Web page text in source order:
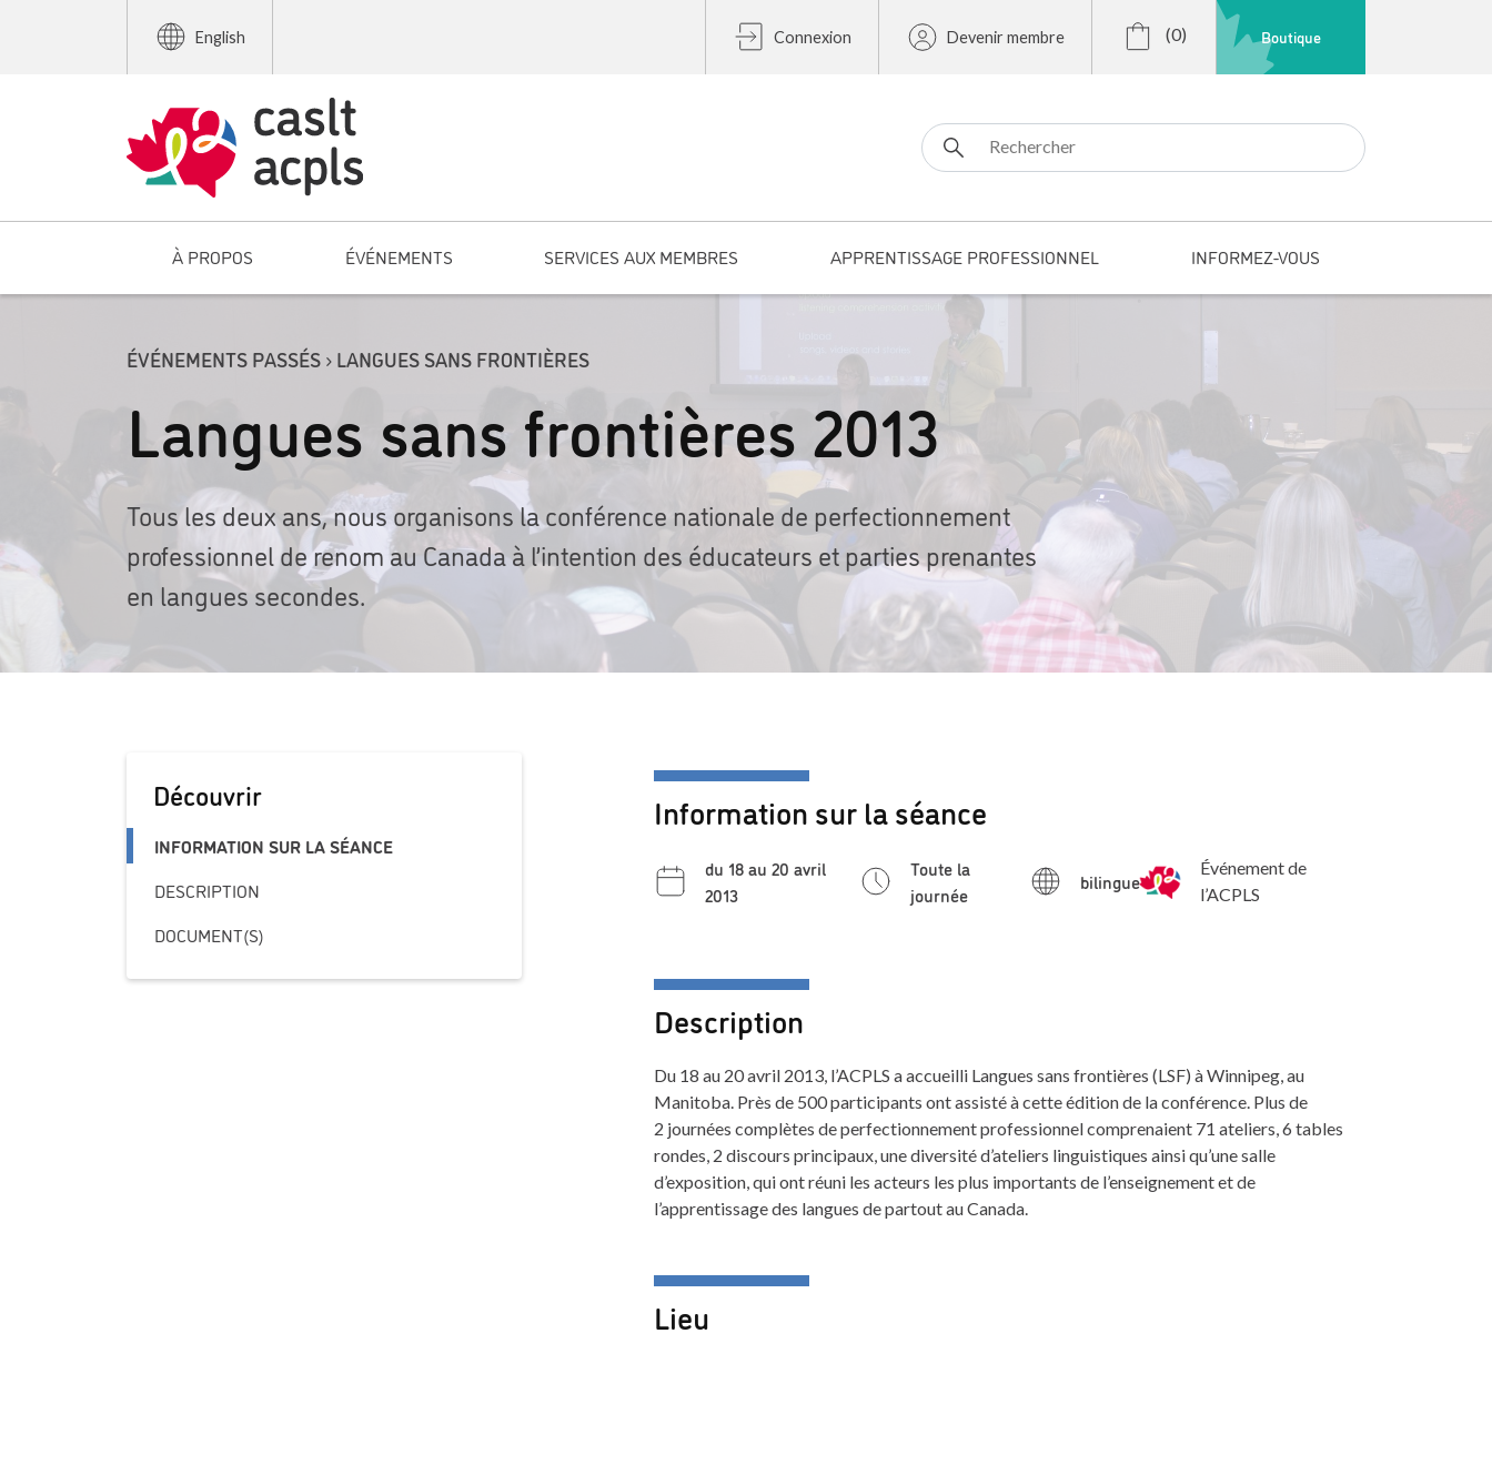
English Connexion Devenir membre (0) Boutique
Search for:
À PROPOS ÉVÉNEMENTS SERVICES AUX MEMBRES APPRENTISSAGE PROFESSIONNEL INFORMEZ-VOUS
ÉVÉNEMENTS PASSÉS › LANGUES SANS FRONTIÈRES
Langues sans frontières 2013
Tous les deux ans, nous organisons la conférence nationale de perfectionnement
professionnel de renom au Canada à l’intention des éducateurs et parties prenantes
en langues secondes.
Découvrir
INFORMATION SUR LA SÉANCE
DESCRIPTION
DOCUMENT(S)
Information sur la séance
du 18 au 20 avril
2013
Toute la
journée
bilingue
Événement de
l’ACPLS
Description
Du 18 au 20 avril 2013, l’ACPLS a accueilli Langues sans frontières (LSF) à Winnipeg, au
Manitoba. Près de 500 participants ont assisté à cette édition de la conférence. Plus de
2 journées complètes de perfectionnement professionnel comprenaient 71 ateliers, 6 tables
rondes, 2 discours principaux, une diversité d’ateliers linguistiques ainsi qu’une salle
d’exposition, qui ont réuni les acteurs les plus importants de l’enseignement et de
l’apprentissage des langues de partout au Canada.
Lieu